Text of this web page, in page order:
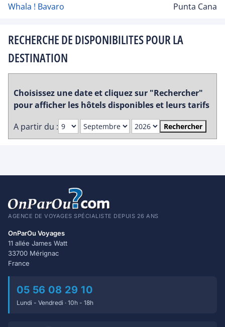
Whala ! Bavaro
Punta Cana
RECHERCHE DE DISPONIBILITES POUR LA
DESTINATION
Choisissez une date et cliquez sur "Rechercher"
pour afficher les hôtels disponibles et leurs tarifs
A partir du :
Rechercher
AGENCE DE VOYAGES SPÉCIALISTE DEPUIS 26 ANS
OnParOu Voyages
11 allée James Watt
33700 Mérignac
France
05 56 08 29 10
Lundi - Vendredi · 10h - 18h